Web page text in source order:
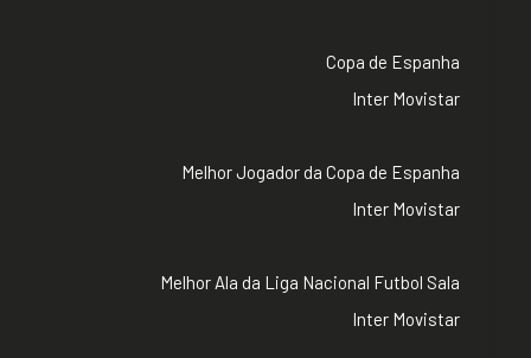
Copa de Espanha
Inter Movistar
Melhor Jogador da Copa de Espanha
Inter Movistar
Melhor Ala da Liga Nacional Futbol Sala
Inter Movistar